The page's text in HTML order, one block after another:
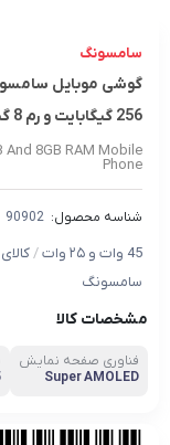
سامسونگ
256 گیگابایت و رم 8 گیگابایت ـ ویتنام
And 8GB RAM Mobile
Phone
شناسه محصول: 90902
45 وات و ۲۵ وات /
سامسونگ
مشخصات کالا
فناوری صفحه‌ نمایش
Super AMOLED